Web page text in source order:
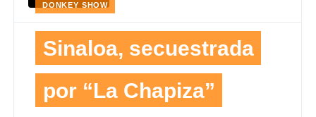
DONKEY SHOW
Sinaloa, secuestrada
por “La Chapiza”